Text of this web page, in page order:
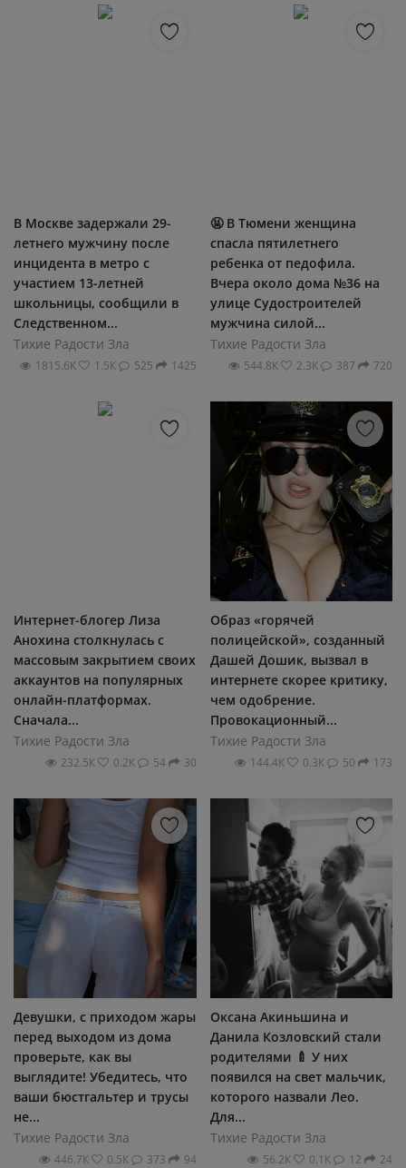
В Москве задержали 29-
летнего мужчину после
инцидента в метро с
участием 13-летней
школьницы, сообщили в
Следственном...
Тихие Радости Зла
1815.6К 1.5К 525 1425
🤬 В Тюмени женщина
спасла пятилетнего
ребенка от педофила.
Вчера около дома №36 на
улице Судостроителей
мужчина силой...
Тихие Радости Зла
544.8К 2.3К 387 720
Интернет-блогер Лиза
Анохина столкнулась с
массовым закрытием своих
аккаунтов на популярных
онлайн-платформах.
Сначала...
Тихие Радости Зла
232.5К 0.2К 54 30
Образ «горячей
полицейской», созданный
Дашей Дошик, вызвал в
интернете скорее критику,
чем одобрение.
Провокационный...
Тихие Радости Зла
144.4К 0.3К 50 173
Девушки, с приходом жары
перед выходом из дома
проверьте, как вы
выглядите! Убедитесь, что
ваши бюстгальтер и трусы
не...
Тихие Радости Зла
446.7К 0.5К 373 94
Оксана Акиньшина и
Данила Козловский стали
родителями 🍼 У них
появился на свет мальчик,
которого назвали Лео.
Для...
Тихие Радости Зла
56.2К 0.1К 12 24